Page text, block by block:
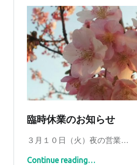
臨時休業のお知らせ
３月１０日（火）夜の営業…
Continue reading“臨時休業のお知らせ”
…